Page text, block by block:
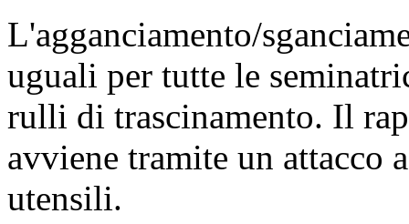
L'agganciamento/
uguali per tutte le
rulli di trascinamento. Il
avviene tramite un attacco
utensili.